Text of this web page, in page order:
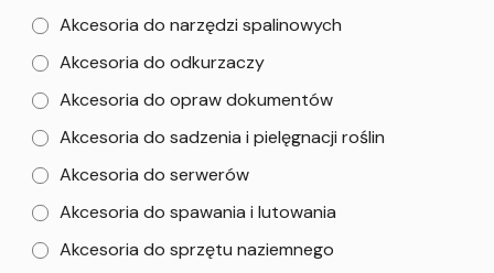
Akcesoria do narzędzi spalinowych
Akcesoria do odkurzaczy
Akcesoria do opraw dokumentów
Akcesoria do sadzenia i pielęgnacji roślin
Akcesoria do serwerów
Akcesoria do spawania i lutowania
Akcesoria do sprzętu naziemnego